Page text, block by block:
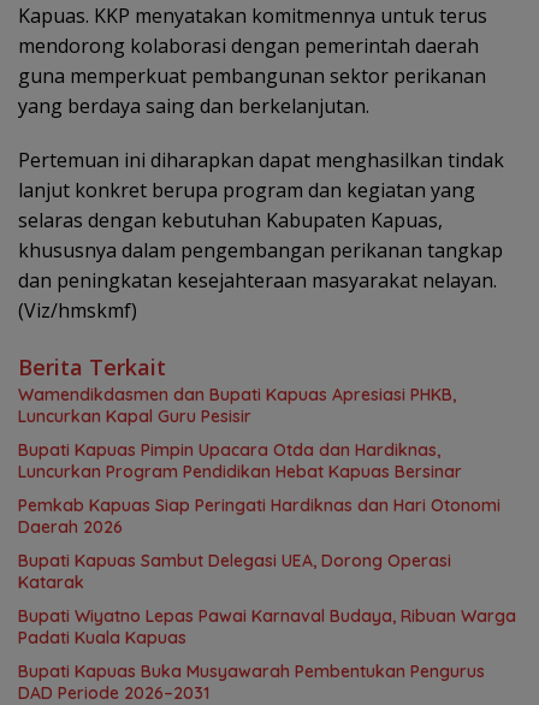
Kapuas. KKP menyatakan komitmennya untuk terus
mendorong kolaborasi dengan pemerintah daerah
guna memperkuat pembangunan sektor perikanan
yang berdaya saing dan berkelanjutan.
‎Pertemuan ini diharapkan dapat menghasilkan tindak
lanjut konkret berupa program dan kegiatan yang
selaras dengan kebutuhan Kabupaten Kapuas,
khususnya dalam pengembangan perikanan tangkap
dan peningkatan kesejahteraan masyarakat nelayan.
(Viz/hmskmf)
Berita Terkait
‎Wamendikdasmen dan Bupati Kapuas Apresiasi PHKB,
Luncurkan Kapal Guru Pesisir
Bupati Kapuas Pimpin Upacara Otda dan Hardiknas,
Luncurkan Program Pendidikan Hebat Kapuas Bersinar
‎Pemkab Kapuas Siap Peringati Hardiknas dan Hari Otonomi
Daerah 2026
Bupati Kapuas Sambut Delegasi UEA, Dorong Operasi
Katarak
Bupati Wiyatno Lepas Pawai Karnaval Budaya, Ribuan Warga
Padati Kuala Kapuas
Bupati Kapuas Buka Musyawarah Pembentukan Pengurus
DAD Periode 2026–2031